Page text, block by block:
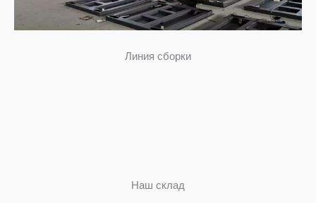
Линия сборки
Наш склад